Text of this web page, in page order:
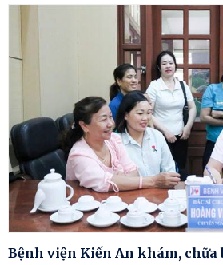
Bệnh viện Kiến An khám, chữa